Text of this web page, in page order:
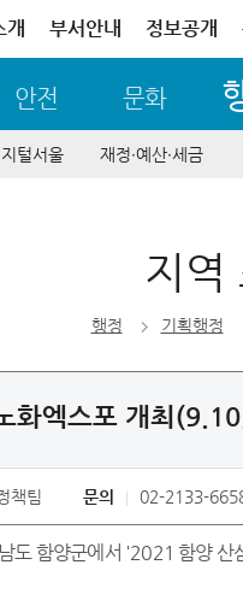
개 부서안내 정보공개
안전 문화
털서울 재정∙예산∙세금
지역
행정 기획행정
화엑스포 개최
책팀 문의 02-2133-
도 함양군에서 '2021 함양